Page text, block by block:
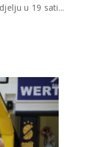
u 19 sati...